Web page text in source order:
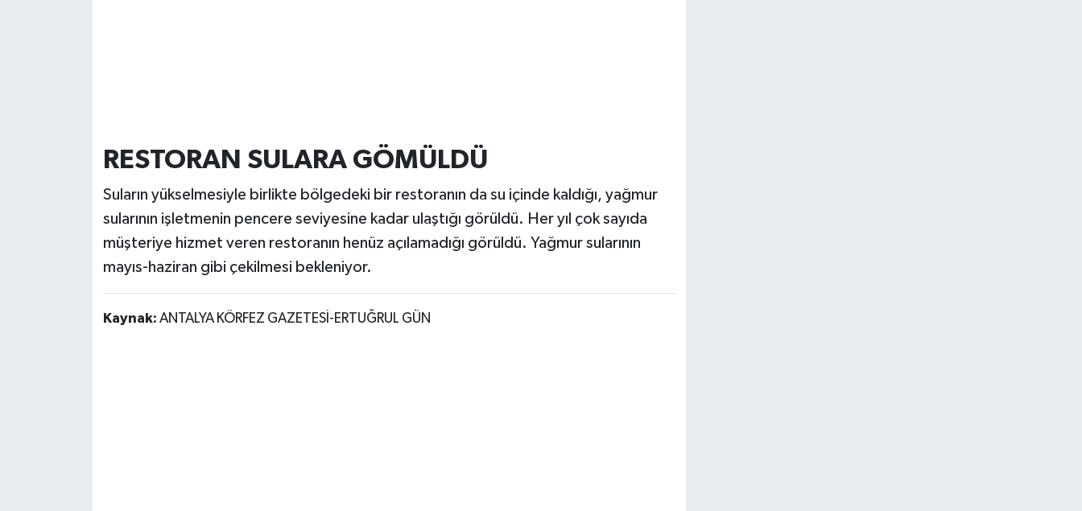
RESTORAN SULARA GÖMÜLDÜ
Suların yükselmesiyle birlikte bölgedeki bir restoranın da su içinde kaldığı, yağmur
sularının işletmenin pencere seviyesine kadar ulaştığı görüldü. Her yıl çok sayıda
müşteriye hizmet veren restoranın henüz açılamadığı görüldü. Yağmur sularının
mayıs-haziran gibi çekilmesi bekleniyor.
Kaynak: ANTALYA KÖRFEZ GAZETESİ-ERTUĞRUL GÜN